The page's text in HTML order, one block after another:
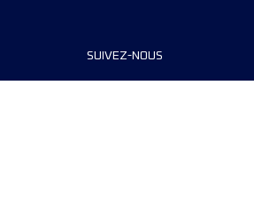
SUIVEZ-NOUS